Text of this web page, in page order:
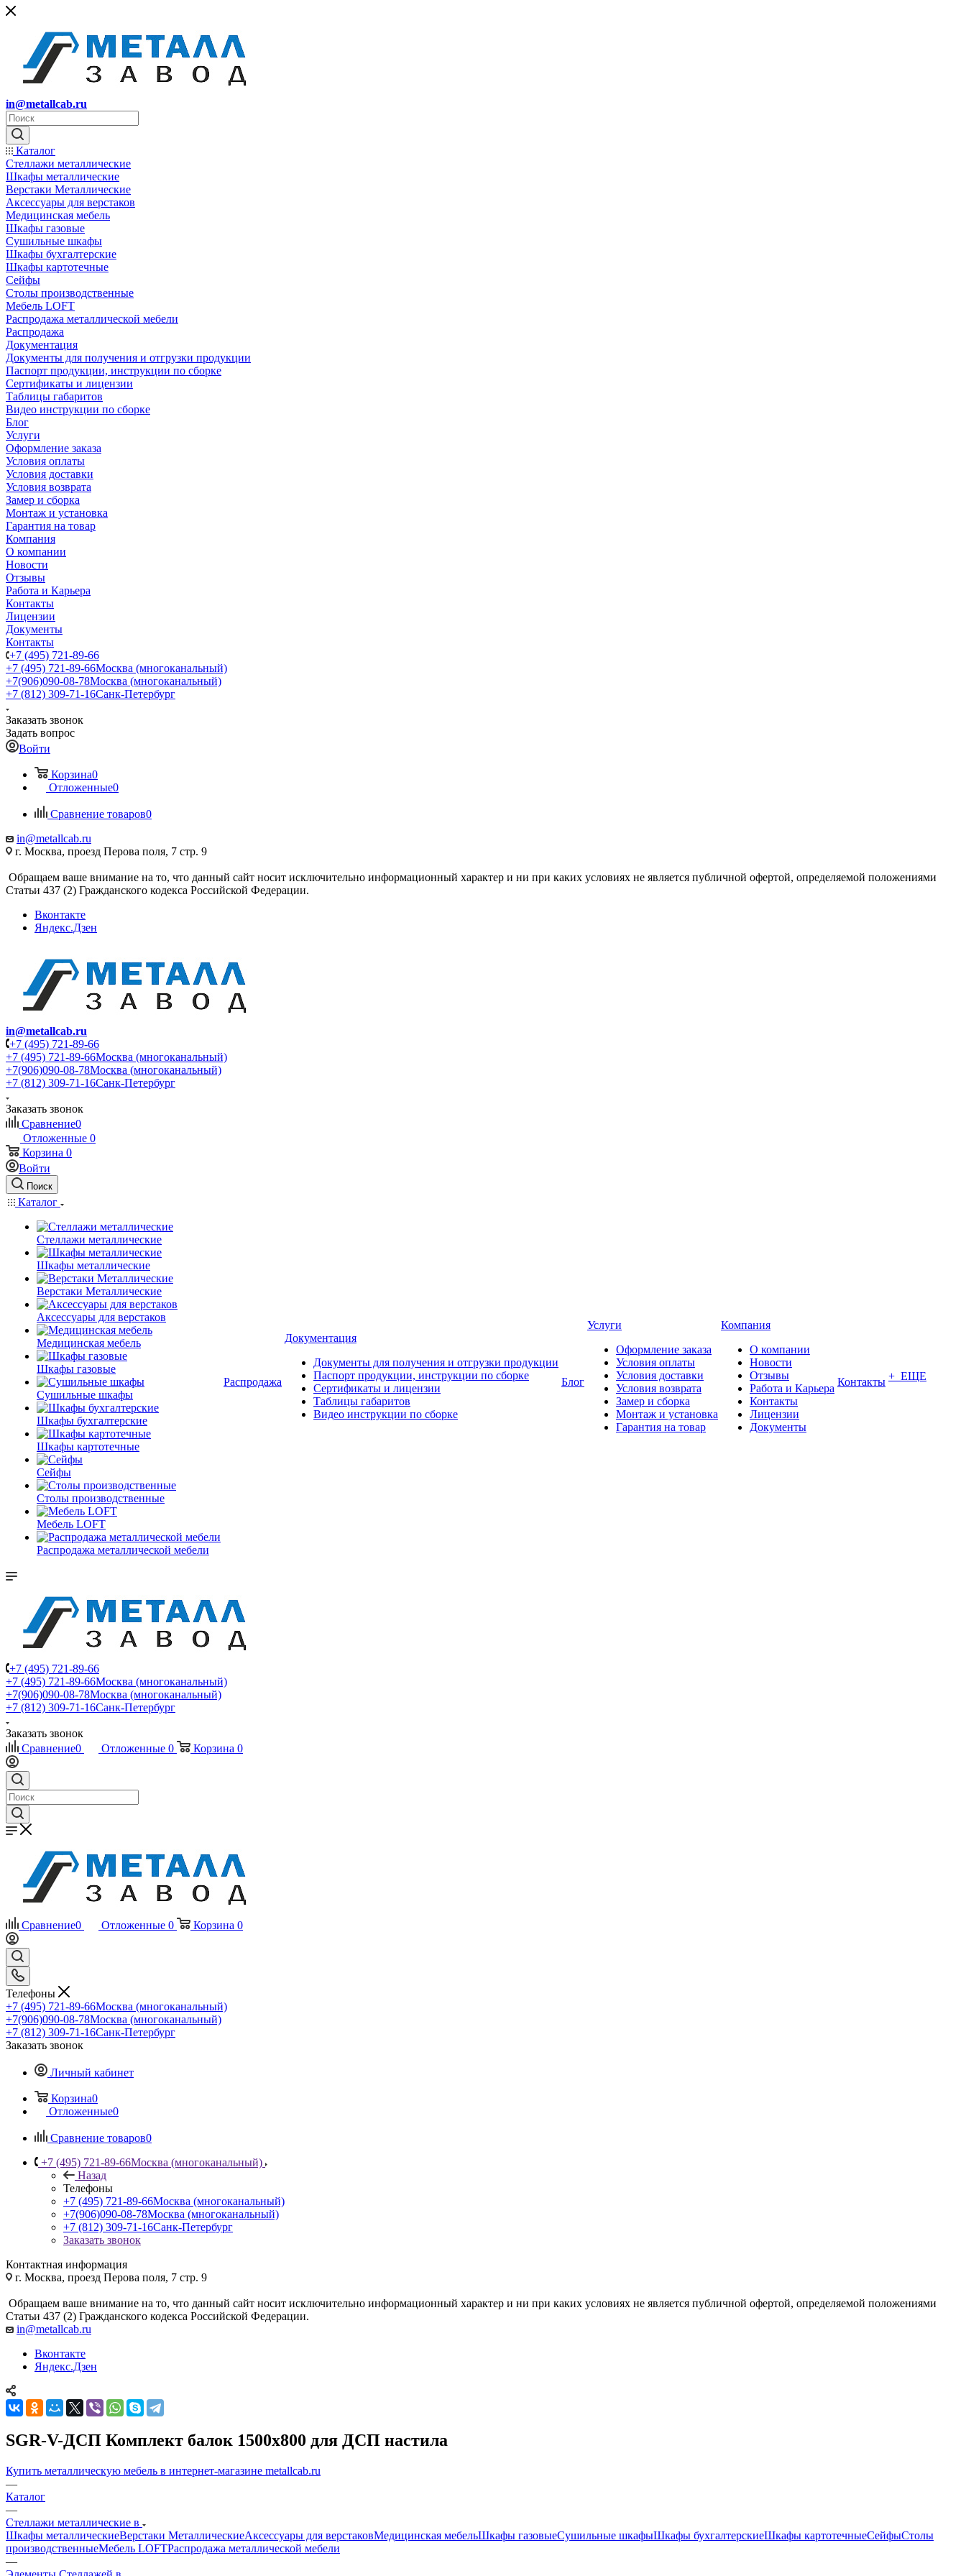
in@metallcab.ru
Каталог
Стеллажи металлические
Шкафы металлические
Верстаки Металлические
Аксессуары для верстаков
Медицинская мебель
Шкафы газовые
Сушильные шкафы
Шкафы бухгалтерские
Шкафы картотечные
Сейфы
Столы производственные
Мебель LOFT
Распродажа металлической мебели
Распродажа
Документация
Документы для получения и отгрузки продукции
Паспорт продукции, инструкции по сборке
Сертификаты и лицензии
Таблицы габаритов
Видео инструкции по сборке
Блог
Услуги
Оформление заказа
Условия оплаты
Условия доставки
Условия возврата
Замер и сборка
Монтаж и установка
Гарантия на товар
Компания
О компании
Новости
Отзывы
Работа и Карьера
Контакты
Лицензии
Документы
Контакты
+7 (495) 721-89-66
+7 (495) 721-89-66Москва (многоканальный)
+7(906)090-08-78Москва (многоканальный)
+7 (812) 309-71-16Санк-Петербург
Заказать звонок
Задать вопрос
Войти
Корзина0
Отложенные0
Сравнение товаров0
in@metallcab.ru
г. Москва, проезд Перова поля, 7 стр. 9
Обращаем ваше внимание на то, что данный сайт носит исключительно информационный характер и ни при каких условиях не является публичной офертой, определяемой положениями
Статьи 437 (2) Гражданского кодекса Российской Федерации.
Вконтакте
Яндекс.Дзен
in@metallcab.ru
+7 (495) 721-89-66
+7 (495) 721-89-66Москва (многоканальный)
+7(906)090-08-78Москва (многоканальный)
+7 (812) 309-71-16Санк-Петербург
Заказать звонок
Сравнение0
Отложенные 0
Корзина 0
Войти
Поиск
Каталог
Стеллажи металлические
Шкафы металлические
Верстаки Металлические
Аксессуары для верстаков
Медицинская мебель
Шкафы газовые
Сушильные шкафы
Шкафы бухгалтерские
Шкафы картотечные
Сейфы
Столы производственные
Мебель LOFT
Распродажа металлической мебели
Распродажа
Документация
Документы для получения и отгрузки продукции
Паспорт продукции, инструкции по сборке
Сертификаты и лицензии
Таблицы габаритов
Видео инструкции по сборке
Блог
Услуги
Оформление заказа
Условия оплаты
Условия доставки
Условия возврата
Замер и сборка
Монтаж и установка
Гарантия на товар
Компания
О компании
Новости
Отзывы
Работа и Карьера
Контакты
Лицензии
Документы
Контакты + ЕЩЕ
+7 (495) 721-89-66
+7 (495) 721-89-66Москва (многоканальный)
+7(906)090-08-78Москва (многоканальный)
+7 (812) 309-71-16Санк-Петербург
Заказать звонок
Сравнение0 Отложенные 0 Корзина 0
Сравнение0 Отложенные 0 Корзина 0
Телефоны
+7 (495) 721-89-66Москва (многоканальный)
+7(906)090-08-78Москва (многоканальный)
+7 (812) 309-71-16Санк-Петербург
Заказать звонок
Личный кабинет
Корзина0
Отложенные0
Сравнение товаров0
+7 (495) 721-89-66Москва (многоканальный)
Назад
Телефоны
+7 (495) 721-89-66Москва (многоканальный)
+7(906)090-08-78Москва (многоканальный)
+7 (812) 309-71-16Санк-Петербург
Заказать звонок
Контактная информация
г. Москва, проезд Перова поля, 7 стр. 9
Обращаем ваше внимание на то, что данный сайт носит исключительно информационный характер и ни при каких условиях не является публичной офертой, определяемой положениями
Статьи 437 (2) Гражданского кодекса Российской Федерации.
in@metallcab.ru
Вконтакте
Яндекс.Дзен
SGR-V-ДСП Комплект балок 1500x800 для ДСП настила
Купить металлическую мебель в интернет-магазине metallcab.ru
—
Каталог
—
Стеллажи металлические в
Шкафы металлическиеВерстаки МеталлическиеАксессуары для верстаковМедицинская мебельШкафы газовыеСушильные шкафыШкафы бухгалтерскиеШкафы картотечныеСейфыСтолы
производственныеМебель LOFTРаспродажа металлической мебели
—